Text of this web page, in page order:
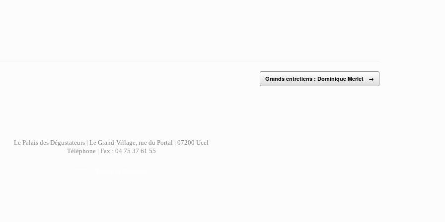
Grands entretiens : Dominique Merlet →
Le Palais des Dégustateurs | Le Grand-Village, rue du Portal | 07200 Ucel
Téléphone | Fax : 04 75 37 61 55